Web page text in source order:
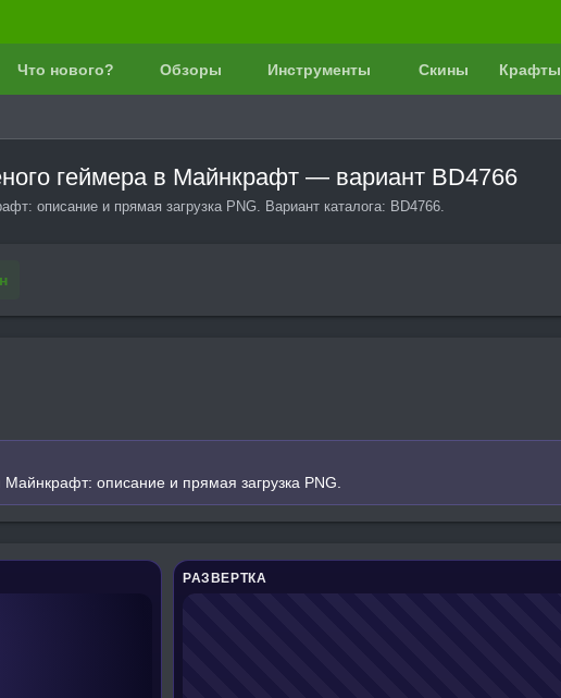
Что нового? Обзоры Инструменты Скины Крафты
геймера в Майнкрафт — вариант BD4766
описание и прямая загрузка PNG. Вариант каталога: BD4766.
описание и прямая загрузка PNG.
РАЗВЕРТКА